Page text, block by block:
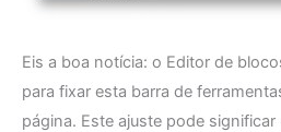
Eis a boa notícia: o Editor de
para fixar esta barra de
página. Este ajuste pode